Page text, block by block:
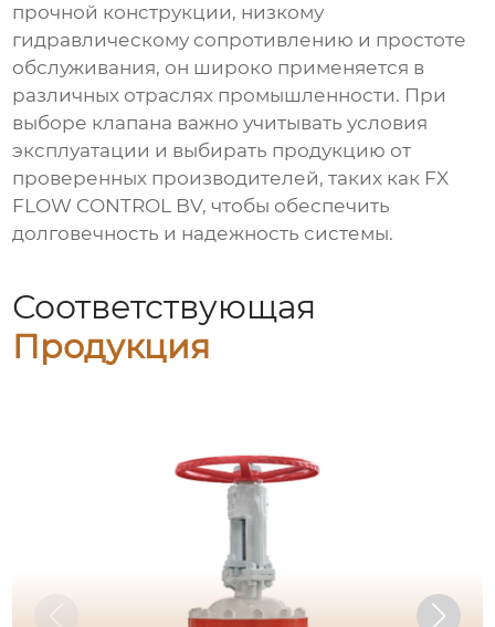
прочной конструкции, низкому
гидравлическому сопротивлению и простоте
обслуживания, он широко применяется в
различных отраслях промышленности. При
выборе клапана важно учитывать условия
эксплуатации и выбирать продукцию от
проверенных производителей, таких как FX
FLOW CONTROL BV, чтобы обеспечить
долговечность и надежность системы.
Соответствующая
Продукция